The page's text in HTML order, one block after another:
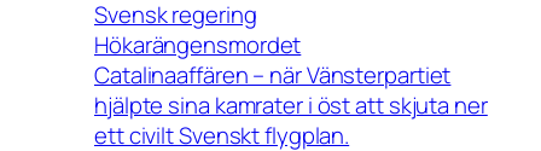
Svensk regering
Hökarängensmordet
Catalinaaffären – när Vänsterpartiet
hjälpte sina kamrater i öst att skjuta ner
ett civilt Svenskt flygplan.